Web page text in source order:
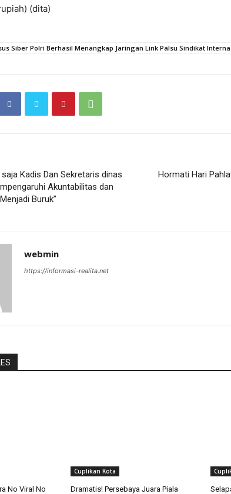
(dita)
Siber Polri Berhasil Menangkap Jaringan Link Palsu Sindikat
Kadis Dan Sekretaris dinas
Akuntabilitas dan
Buruk”
Hormati Hari
webmin
https://informasi-realita.net
No Viral No
Cuplikan Kota
Dramatis! Persebaya Juara Piala